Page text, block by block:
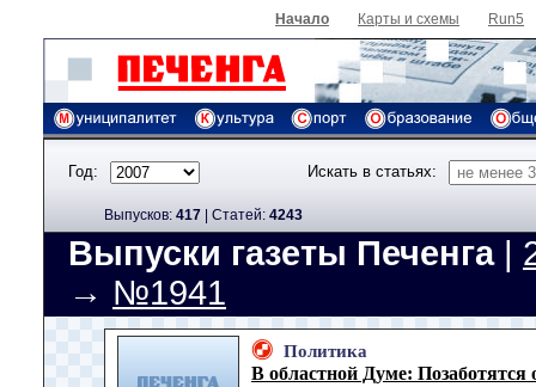
Начало Карты и схемы Run5
Год: Искать в статьях:
Выпусков: 417 | Cтатей: 4243
Выпуски газеты Печенга|
→ №1941
Политика
В областной Думе: Позаботятся